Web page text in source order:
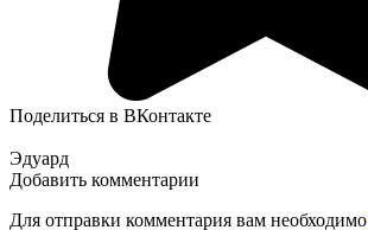
Поделиться в ВКонтакте
Эдуард
Добавить комментарии
Для отправки комментария вам необходимо